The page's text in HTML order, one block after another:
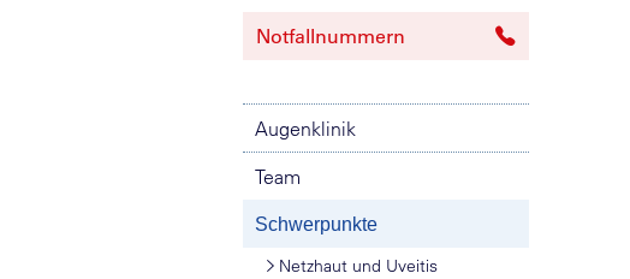
Notfallnummern
Augenklinik
Team
Schwerpunkte
Netzhaut und Uveitis